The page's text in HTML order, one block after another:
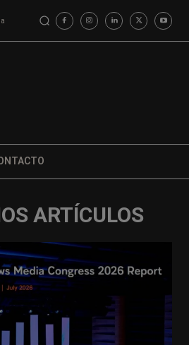
ARTÍCULOS